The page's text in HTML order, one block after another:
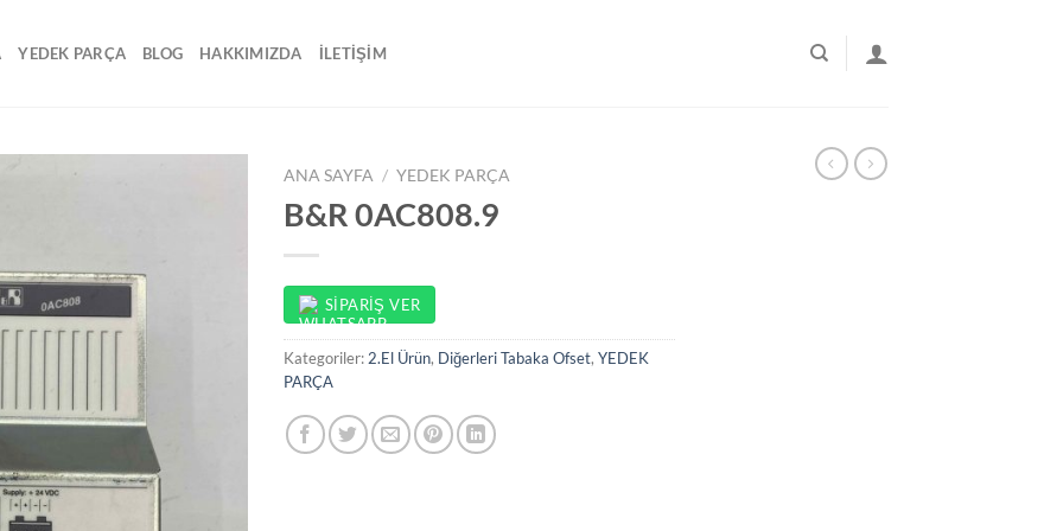
YEDEK PARÇA BLOG HAKKIMIZDA İLETİŞİM
ANA SAYFA / YEDEK PARÇA
B&R 0AC808.9
SIPARIŞ VER
Kategoriler:2.El Ürün, Diğerleri Tabaka Ofset, YEDEK
PARÇA